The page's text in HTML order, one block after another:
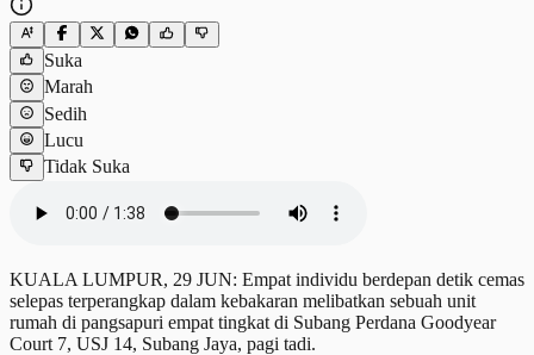
Suka
Marah
Sedih
Lucu
Tidak Suka
KUALA LUMPUR, 29 JUN: Empat individu berdepan detik cemas
selepas terperangkap dalam kebakaran melibatkan sebuah unit
rumah di pangsapuri empat tingkat di Subang Perdana Goodyear
Court 7, USJ 14, Subang Jaya, pagi tadi.